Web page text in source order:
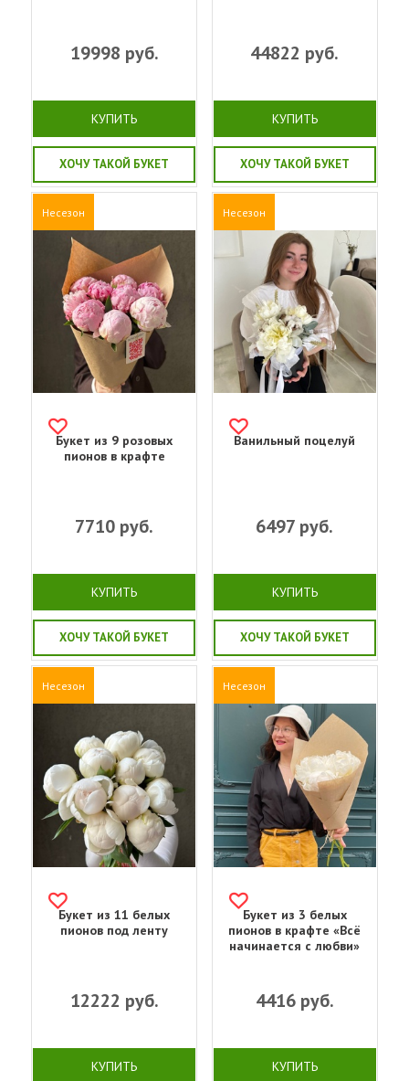
19998 руб.
КУПИТЬ
ХОЧУ ТАКОЙ БУКЕТ
44822 руб.
КУПИТЬ
ХОЧУ ТАКОЙ БУКЕТ
Несезон
Букет из 9 розовых
пионов в крафте
7710 руб.
КУПИТЬ
ХОЧУ ТАКОЙ БУКЕТ
Несезон
Ванильный поцелуй
6497 руб.
КУПИТЬ
ХОЧУ ТАКОЙ БУКЕТ
Несезон
Букет из 11 белых
пионов под ленту
12222 руб.
КУПИТЬ
Несезон
Букет из 3 белых
пионов в крафте «Всё
начинается с любви»
4416руб.
КУПИТЬ